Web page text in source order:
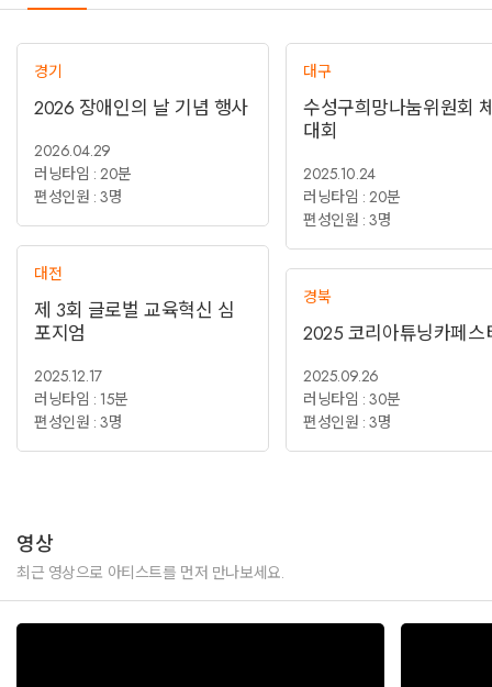
경기
2026 장애인의 날 기념 행사
2026.04.29
러닝타임 : 20분
편성인원 : 3명
대전
제 3회 글로벌 교육혁신 심
포지엄
2025.12.17
러닝타임 : 15분
편성인원 : 3명
대구
수성구희망나눔위원회
대회
2025.10.24
러닝타임 : 20분
편성인원 : 3명
경북
2025 코리아튜닝카페스
2025.09.26
러닝타임 : 30분
편성인원 : 3명
영상
최근 영상으로 아티스트를 먼저 만나보세요.